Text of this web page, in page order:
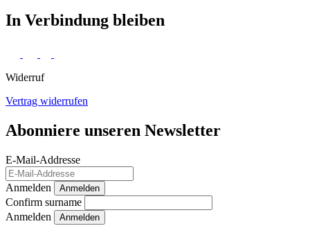
In Verbindung bleiben
Widerruf
Vertrag widerrufen
Abonniere unseren Newsletter
E-Mail-Addresse
Anmelden Anmelden
Confirm surname
Anmelden